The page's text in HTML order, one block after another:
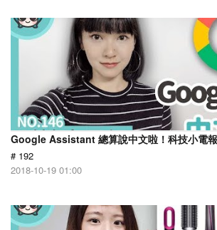
Google Assistant 總算說中文啦！科技小電
# 192
2018-10-19 01:00